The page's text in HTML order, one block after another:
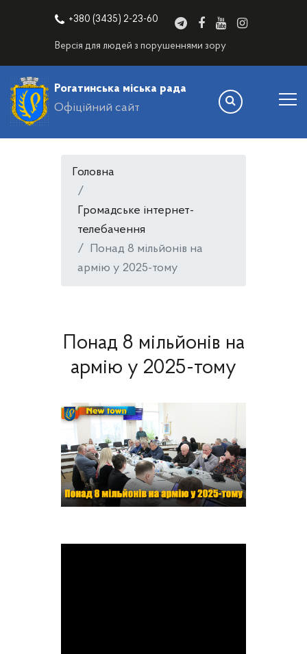
+380 (3435) 2-23-60
Версія для людей з порушеннями зору
Рогатинська міська рада
Офіційний сайт
Головна
Громадське інтернет-
телебачення
Понад 8 мільйонів на
армію у 2025-тому
Понад 8 мільйонів на
армію у 2025-тому